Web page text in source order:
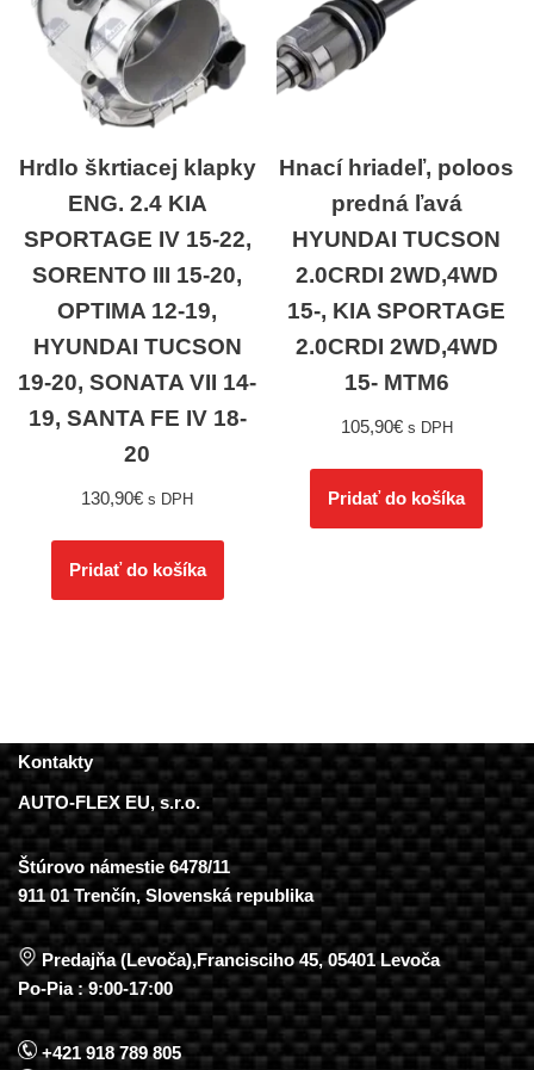
Hrdlo škrtiacej klapky
ENG. 2.4 KIA
SPORTAGE IV 15-22,
SORENTO III 15-20,
OPTIMA 12-19,
HYUNDAI TUCSON
19-20, SONATA VII 14-
19, SANTA FE IV 18-
20
130,90€ s DPH
Pridať do košíka
Hnací hriadeľ, poloos
predná ľavá
HYUNDAI TUCSON
2.0CRDI 2WD,4WD
15-, KIA SPORTAGE
2.0CRDI 2WD,4WD
15- MTM6
105,90€ s DPH
Pridať do košíka
Kontakty
AUTO-FLEX EU, s.r.o.
Štúrovo námestie 6478/11
911 01 Trenčín, Slovenská republika
Predajňa (Levoča),Francisciho 45, 05401 Levoča
Po-Pia : 9:00-17:00
+421 918 789 805